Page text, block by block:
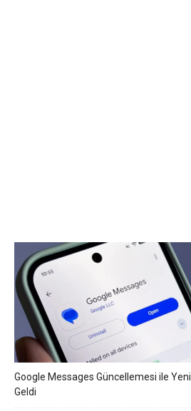
Google Messages Güncellemesi ile
Geldi